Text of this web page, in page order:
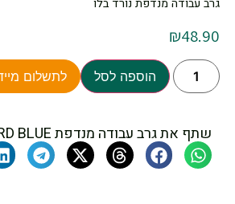
₪48.90
הוספה לסל לתשלום
שתף את גרב עבודה מנדפת NORD BLUE